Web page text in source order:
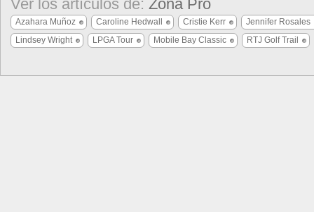
Ver los artículos de: Zona Pro
Azahara Muñoz Caroline Hedwall Cristie Kerr
Jennifer Rosales
Lindsey Wright
LPGA Tour Mobile Bay Classic RTJ Golf Trail